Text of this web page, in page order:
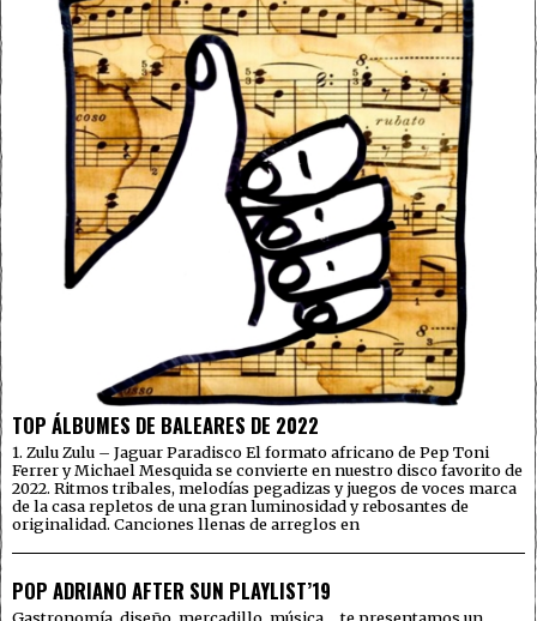
TOP ÁLBUMES DE BALEARES DE 2022
1. Zulu Zulu – Jaguar Paradisco El formato africano de Pep Toni
Ferrer y Michael Mesquida se convierte en nuestro disco favorito de
2022. Ritmos tribales, melodías pegadizas y juegos de voces marca
de la casa repletos de una gran luminosidad y rebosantes de
originalidad. Canciones llenas de arreglos en
POP ADRIANO AFTER SUN PLAYLIST’19